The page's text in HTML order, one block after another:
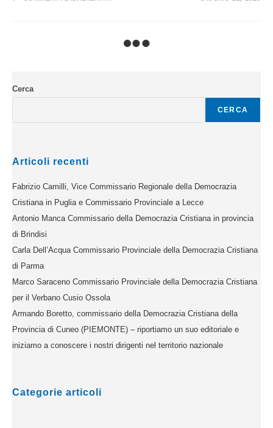
Cerca
CERCA
Articoli recenti
Fabrizio Camilli, Vice Commissario Regionale della Democrazia
Cristiana in Puglia e Commissario Provinciale a Lecce
Antonio Manca Commissario della Democrazia Cristiana in provincia
di Brindisi
Carla Dell’Acqua Commissario Provinciale della Democrazia Cristiana
di Parma
Marco Saraceno Commissario Provinciale della Democrazia Cristiana
per il Verbano Cusio Ossola
Armando Boretto, commissario della Democrazia Cristiana della
Provincia di Cuneo (PIEMONTE) – riportiamo un suo editoriale e
iniziamo a conoscere i nostri dirigenti nel territorio nazionale
Categorie articoli